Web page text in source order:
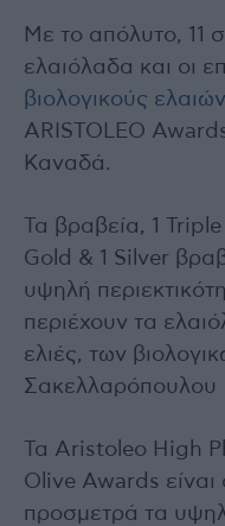
Με το απόλυτο, 11
ελαιόλαδα και οι
βιολογικούς
ARISTOLEO
Καναδά.
Τα βραβεία, 1
Gold & 1 Silver
υψηλή
περιέχουν τα
ελιές, των
Σακελλαρόπουλου
Τα Aristoleo High
Olive Awards είναι
προσμετρά τα